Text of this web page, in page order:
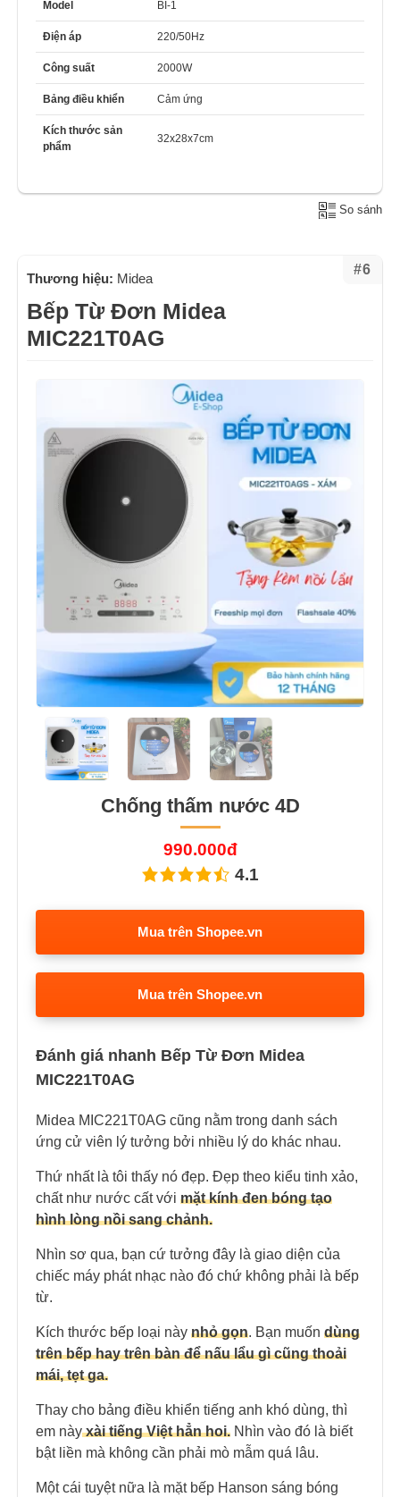
Model BI-1
Điện áp 220/50Hz
Công suất 2000W
Bảng điều khiển Cảm ứng
Kích thước sản
phẩm
32x28x7cm
So sánh
#6
Thương hiệu: Midea
Bếp Từ Đơn Midea
MIC221T0AG
Chống thấm nước 4D
990.000đ
4.1
Mua trên Shopee.vn
Mua trên Shopee.vn
Đánh giá nhanh Bếp Từ Đơn Midea
MIC221T0AG
Midea MIC221T0AG cũng nằm trong danh sách
ứng cử viên lý tưởng bởi nhiều lý do khác nhau.
Thứ nhất là tôi thấy nó đẹp. Đẹp theo kiểu tinh xảo,
chất như nước cất với mặt kính đen bóng tạo
hình lòng nồi sang chảnh.
Nhìn sơ qua, bạn cứ tưởng đây là giao diện của
chiếc máy phát nhạc nào đó chứ không phải là bếp
từ.
Kích thước bếp loại này nhỏ gọn. Bạn muốn dùng
trên bếp hay trên bàn để nấu lẩu gì cũng thoải
mái, tẹt ga.
Thay cho bảng điều khiển tiếng anh khó dùng, thì
em nàyxài tiếng Việt hẳn hoi. Nhìn vào đó là biết
bật liền mà không cần phải mò mẫm quá lâu.
Một cái tuyệt nữa là mặt bếp Hanson sáng bóng